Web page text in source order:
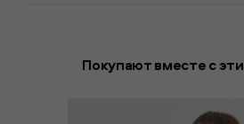
Покупают вместе с